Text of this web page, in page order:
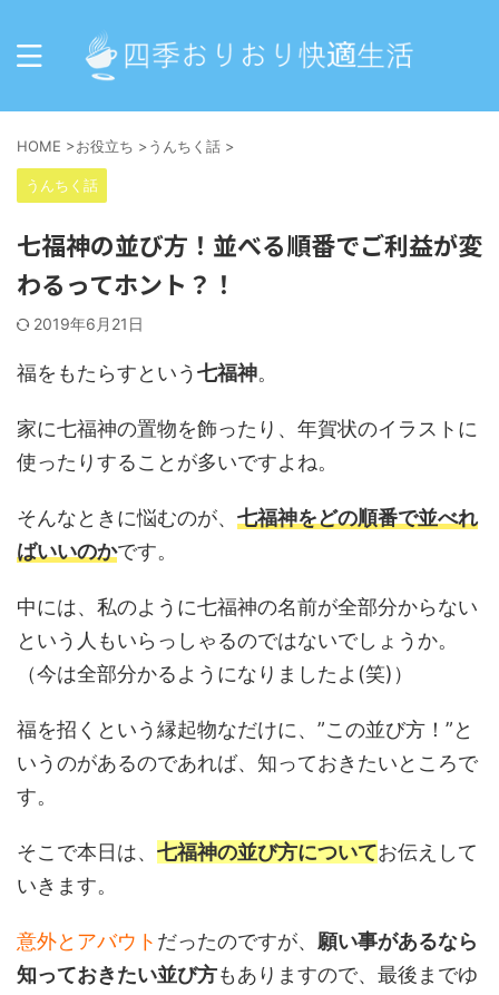
HOME >お役立ち >うんちく話 >
うんちく話
七福神の並び方！並べる順番でご利益が変
わるってホント？！
2019年6月21日
福をもたらすという七福神。
家に七福神の置物を飾ったり、年賀状のイラストに
使ったりすることが多いですよね。
そんなときに悩むのが、 七福神をどの順番で並べれ
ばいいのかです。
中には、私のように七福神の名前が全部分からない
という人もいらっしゃるのではないでしょうか。
（今は全部分かるようになりましたよ(笑)）
福を招くという縁起物なだけに、”この並び方！”と
いうのがあるのであれば、知っておきたいところで
す。
そこで本日は、 七福神の並び方についてお伝えして
いきます。
意外とアバウト だったのですが、 願い事があるなら
知っておきたい並び方もありますので、最後までゆ